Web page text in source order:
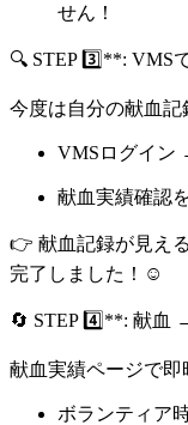
せん！
🔍 STEP3️⃣**: VMS
今度は自分の献血記
VMSログイン
献血実績確認
👉 献血記録が見え
完了しました！☺️
🔄 STEP4️⃣**: 献血
献血実績ページで即
ボランティア